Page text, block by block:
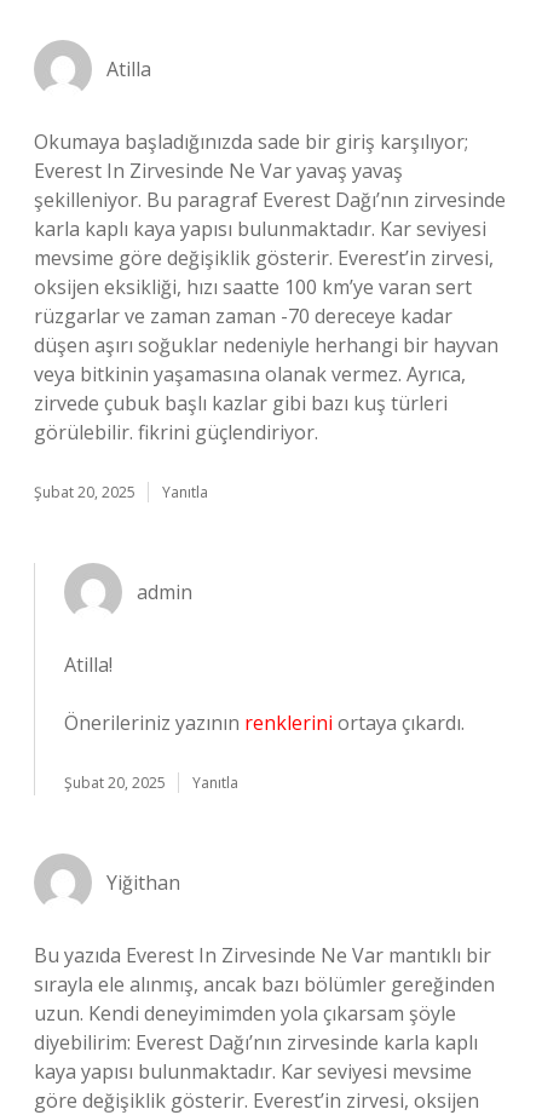
Atilla
Okumaya başladığınızda sade bir giriş karşılıyor;
Everest In Zirvesinde Ne Var yavaş yavaş
şekilleniyor. Bu paragraf Everest Dağı’nın zirvesinde
karla kaplı kaya yapısı bulunmaktadır. Kar seviyesi
mevsime göre değişiklik gösterir. Everest’in zirvesi,
oksijen eksikliği, hızı saatte 100 km’ye varan sert
rüzgarlar ve zaman zaman -70 dereceye kadar
düşen aşırı soğuklar nedeniyle herhangi bir hayvan
veya bitkinin yaşamasına olanak vermez. Ayrıca,
zirvede çubuk başlı kazlar gibi bazı kuş türleri
görülebilir. fikrini güçlendiriyor.
Şubat 20, 2025 Yanıtla
admin
Atilla!
Önerileriniz yazının renklerini ortaya çıkardı.
Şubat 20, 2025 Yanıtla
Yiğithan
Bu yazıda Everest In Zirvesinde Ne Var mantıklı bir
sırayla ele alınmış, ancak bazı bölümler gereğinden
uzun. Kendi deneyimimden yola çıkarsam şöyle
diyebilirim: Everest Dağı’nın zirvesinde karla kaplı
kaya yapısı bulunmaktadır. Kar seviyesi mevsime
göre değişiklik gösterir. Everest’in zirvesi, oksijen